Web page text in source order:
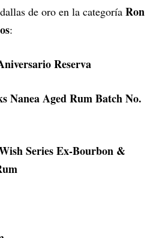
de oro en la categoría Ron
:
Reserva
Nanea Aged Rum Batch No.
Series Ex-Bourbon &